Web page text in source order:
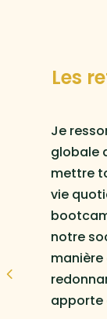
Les
Je
globale
mettre
vie
notre
apporte